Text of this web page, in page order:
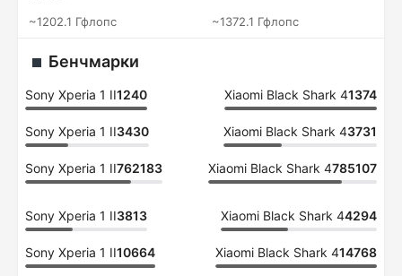
~1202.1 Гфлопс
~1372.1 Гфлопс
Бенчмарки
Sony Xperia 1 II1240 Xiaomi Black Shark 41374
Sony Xperia 1 II3430 Xiaomi Black Shark 43731
Sony Xperia 1 II762183 Xiaomi Black Shark 4785107
Sony Xperia 1 II3813 Xiaomi Black Shark 44294
Sony Xperia 1 II10664 Xiaomi Black Shark 414768